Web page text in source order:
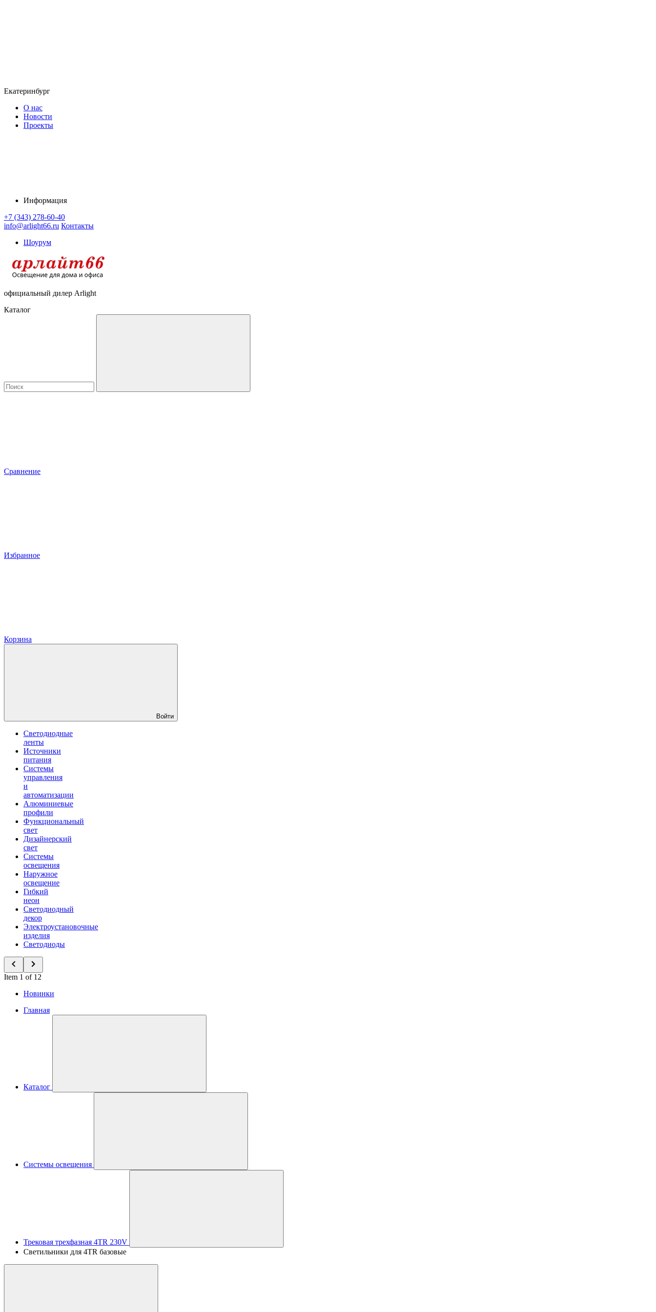
Екатеринбург
О нас
Новости
Проекты
Информация
+7 (343) 278-60-40
info@arlight66.ru Контакты
Шоурум
официальный дилер Arlight
Каталог
Сравнение
Избранное
Корзина
Войти
Светодиодные
ленты
Источники
питания
Системы
управления
и
автоматизации
Алюминиевые
профили
Функциональный
свет
Дизайнерский
свет
Системы
освещения
Наружное
освещение
Гибкий
неон
Светодиодный
декор
Электроустановочные
изделия
Светодиоды
Item 1 of 12
Новинки
Главная
Каталог
Системы освещения
Трековая трехфазная 4TR 230V
Светильники для 4TR базовые